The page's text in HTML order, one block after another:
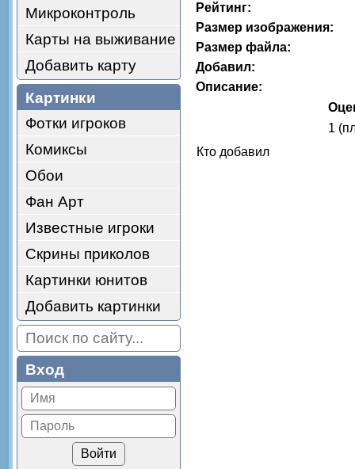
Микроконтроль
Карты на выживание
Добавить карту
Картинки
Фотки игроков
Комиксы
Обои
Фан Арт
Известные игроки
Скрины приколов
Картинки юнитов
Добавить картинки
Вход
Рейтинг:
Размер изображения:
Размер файла:
Добавил:
Описание:
1
Кто добавил